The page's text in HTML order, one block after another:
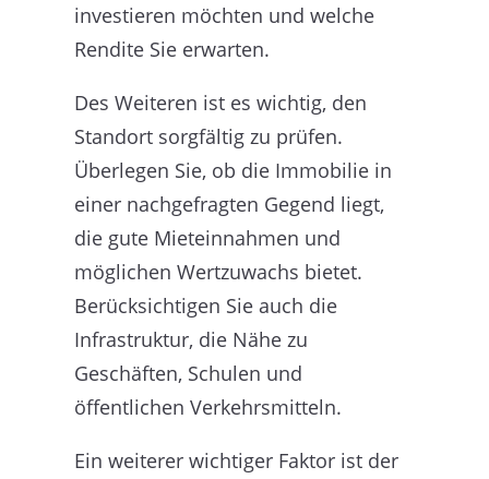
investieren möchten und welche
Rendite Sie erwarten.
Des Weiteren ist es wichtig, den
Standort sorgfältig zu prüfen.
Überlegen Sie, ob die Immobilie in
einer nachgefragten Gegend liegt,
die gute Mieteinnahmen und
möglichen Wertzuwachs bietet.
Berücksichtigen Sie auch die
Infrastruktur, die Nähe zu
Geschäften, Schulen und
öffentlichen Verkehrsmitteln.
Ein weiterer wichtiger Faktor ist der